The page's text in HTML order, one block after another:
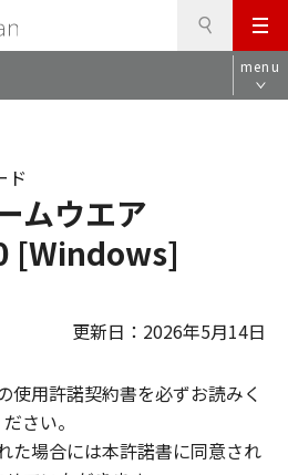
メ
ニ
ュ
menu
ムウエア
[Windows]
ド
更新日：2026年5月14日
使用許諾契約書を必ずお読みく
ださい。
た場合には本許諾書に同意され